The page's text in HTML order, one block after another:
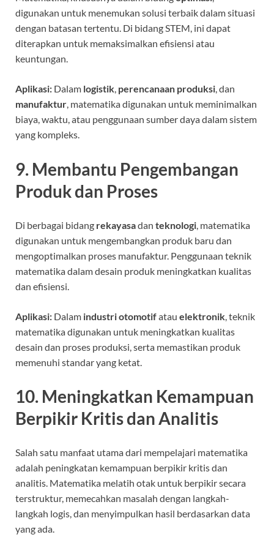
digunakan untuk menemukan solusi terbaik dalam situasi
dengan batasan tertentu. Di bidang STEM, ini dapat
diterapkan untuk memaksimalkan efisiensi atau
keuntungan.
Aplikasi: Dalam logistik, perencanaan produksi, dan
manufaktur, matematika digunakan untuk meminimalkan
biaya, waktu, atau penggunaan sumber daya dalam sistem
yang kompleks.
9. Membantu Pengembangan
Produk dan Proses
Di berbagai bidang rekayasadan teknologi , matematika
digunakan untuk mengembangkan produk baru dan
mengoptimalkan proses manufaktur. Penggunaan teknik
matematika dalam desain produk meningkatkan kualitas
dan efisiensi.
Aplikasi: Dalam industri otomotifatau elektronik , teknik
matematika digunakan untuk meningkatkan kualitas
desain dan proses produksi, serta memastikan produk
memenuhi standar yang ketat.
10. Meningkatkan Kemampuan
Berpikir Kritis dan Analitis
Salah satu manfaat utama dari mempelajari matematika
adalah peningkatan kemampuan berpikir kritis dan
analitis. Matematika melatih otak untuk berpikir secara
terstruktur, memecahkan masalah dengan langkah-
langkah logis, dan menyimpulkan hasil berdasarkan data
yang ada.